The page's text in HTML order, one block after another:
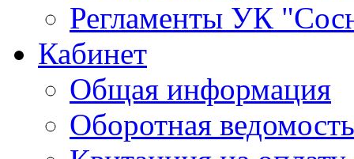
Регламенты УК
Кабинет
Общая информация
Оборотная ведомость